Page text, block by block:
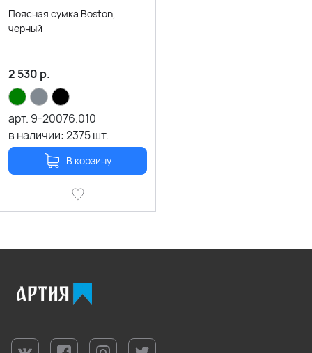
Поясная сумка Boston,
черный
2 530 р.
арт. 9-20076.010
в наличии:2375шт.
В корзину